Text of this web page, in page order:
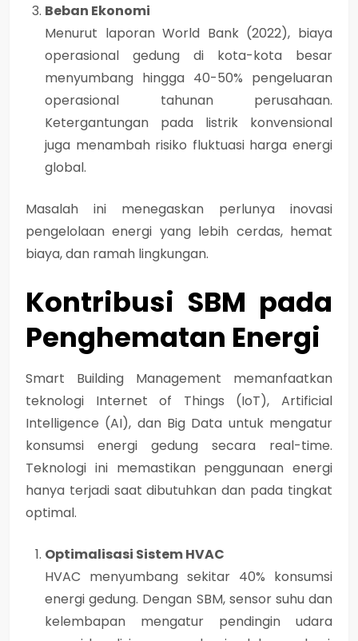
Beban Ekonomi
Menurut laporanWorld Bank (2022), biaya
operasional gedung di kota-kota besar
menyumbang hingga 40-50% pengeluaran
operasional tahunanperusahaan.
Ketergantungan pada listrik konvensional
juga menambah risiko fluktuasi harga energi
global.
Masalah ini menegaskan perlunya inovasi
pengelolaan energi yang lebih cerdas, hemat
biaya, dan ramah lingkungan.
Kontribusi SBM pada
Penghematan Energi
Smart Building Management memanfaatkan
teknologi Internet of Things (IoT),Artificial
Intelligence (AI), dan Big Data untuk mengatur
konsumsi energi gedung secara real-time.
Teknologi ini memastikan penggunaan energi
hanya terjadi saat dibutuhkan dan pada tingkat
optimal.
Optimalisasi Sistem HVAC
HVAC menyumbang sekitar 40% konsumsi
energi gedung. Dengan SBM, sensor suhu dan
kelembapan mengatur pendingin udara